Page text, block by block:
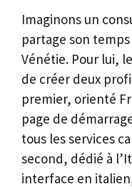
Imaginons un
partage son
Vénétie. Pour lui,
de créer deux
premier, orienté
page de
tous les services
second, dédié à
interface en